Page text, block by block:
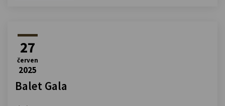
27
červen
2025
Balet Gala